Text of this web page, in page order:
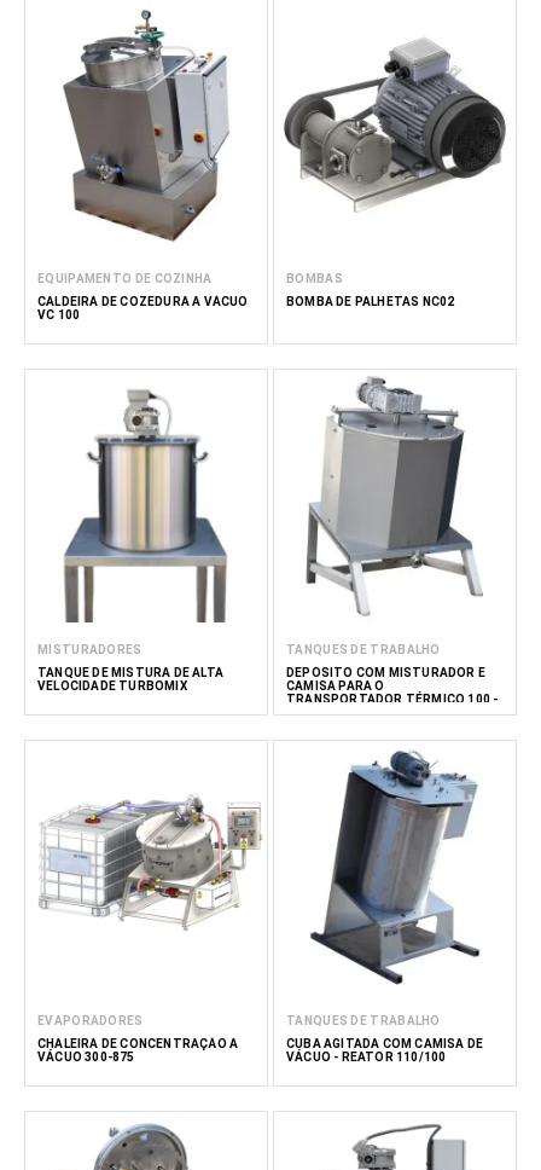
EQUIPAMENTO DE COZINHA
CALDEIRA DE COZEDURA A VÁCUO
VC 100
BOMBAS
BOMBA DE PALHETAS NC02
MISTURADORES
TANQUE DE MISTURA DE ALTA
VELOCIDADE TURBOMIX
TANQUES DE TRABALHO
DEPÓSITO COM MISTURADOR E
CAMISA PARA O
TRANSPORTADOR TÉRMICO 100 -
900 L
EVAPORADORES
CHALEIRA DE CONCENTRAÇÃO A
VÁCUO 300-875
TANQUES DE TRABALHO
CUBA AGITADA COM CAMISA DE
VÁCUO - REATOR 110/100